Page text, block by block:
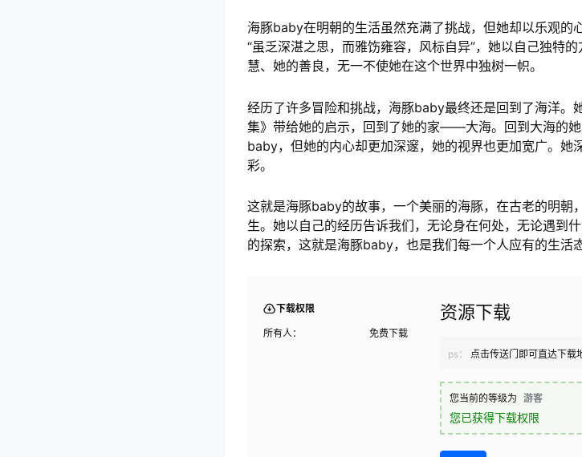
海豚baby在明朝的生活虽然充满了挑战，但她却以乐观的
“虽乏深湛之思，而雅饬雍容，风标自异”，她以自己独特
慧、她的善良，无一不使她在这个世界中独树一帜。
经历了许多冒险和挑战，海豚baby最终还是回到了海洋。
集》带给她的启示，回到了她的家——大海。回到大海的
baby，但她的内心却更加深邃，她的视界也更加宽广。她
彩。
这就是海豚baby的故事，一个美丽的海豚，在古老的明朝
生。她以自己的经历告诉我们，无论身在何处，无论遇到
的探索，这就是海豚baby，也是我们每一个人应有的生活态
下载权限
所有人： 免费下载
资源下载
ps： 点击传送门即可直达下载
您当前的等级为 游客
您已获得下载权限